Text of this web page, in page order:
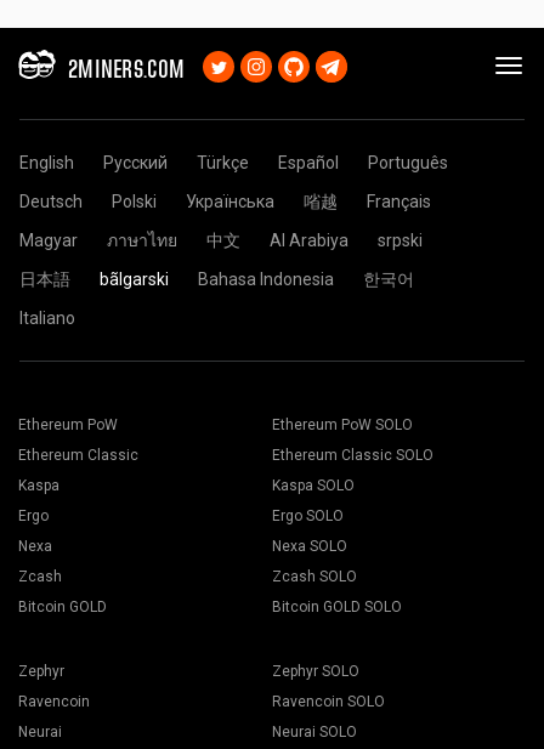
2MINERS.COM
English Русский Türkçe Español
Português
Deutsch
Polski Українська 㗂越
Français
Magyar
ภาษาไทย 中文 Al Arabiya
srpski
日本語
bãlgarski Bahasa Indonesia
한국어
Italiano
Ethereum PoW
Ethereum Classic
Kaspa
Ergo
Nexa
Zcash
Bitcoin GOLD
Ethereum PoW SOLO
Ethereum Classic SOLO
Kaspa SOLO
Ergo SOLO
Nexa SOLO
Zcash SOLO
Bitcoin GOLD SOLO
Zephyr
Ravencoin
Neurai
Zephyr SOLO
Ravencoin SOLO
Neurai SOLO